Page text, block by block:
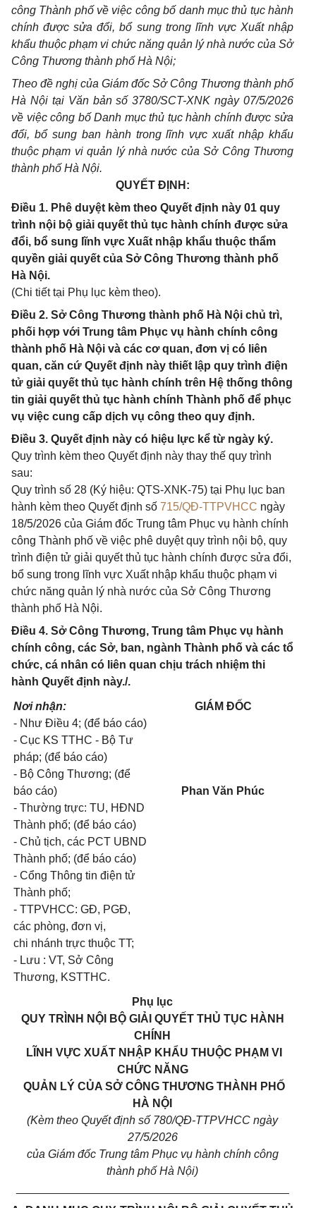
công Thành phố về việc công bố danh mục thủ tục hành
chính được sửa đổi, bổ sung trong lĩnh vực Xuất nhập
khẩu thuộc phạm vi chức năng quản lý nhà nước của Sở
Công Thương thành phố Hà Nội;
Theo đề nghị của Giám đốc Sở Công Thương thành phố
Hà Nội tại Văn bản số 3780/SCT-XNK ngày 07/5/2026
về việc công bố Danh mục thủ tục hành chính được sửa
đổi, bổ sung ban hành trong lĩnh vực xuất nhập khẩu
thuộc phạm vi quản lý nhà nước của Sở Công Thương
thành phố Hà Nội.
QUYẾT ĐỊNH:
Điều 1. Phê duyệt kèm theo Quyết định này 01 quy
trình nội bộ giải quyết thủ tục hành chính được sửa
đổi, bổ sung lĩnh vực Xuất nhập khẩu thuộc thẩm
quyền giải quyết của Sở Công Thương thành phố
Hà Nội.
(Chi tiết tại Phụ lục kèm theo).
Điều 2. Sở Công Thương thành phố Hà Nội chủ trì,
phối hợp với Trung tâm Phục vụ hành chính công
thành phố Hà Nội và các cơ quan, đơn vị có liên
quan, căn cứ Quyết định này thiết lập quy trình điện
tử giải quyết thủ tục hành chính trên Hệ thống thông
tin giải quyết thủ tục hành chính Thành phố để phục
vụ việc cung cấp dịch vụ công theo quy định.
Điều 3. Quyết định này có hiệu lực kể từ ngày ký.
Quy trình kèm theo Quyết định này thay thế quy trình
sau:
Quy trình số 28 (Ký hiệu: QTS-XNK-75) tại Phụ lục ban
hành kèm theo Quyết định số 715/QĐ-TTPVHCC ngày
18/5/2026 của Giám đốc Trung tâm Phục vụ hành chính
công Thành phố về việc phê duyệt quy trình nội bộ, quy
trình điện tử giải quyết thủ tục hành chính được sửa đổi,
bổ sung trong lĩnh vực Xuất nhập khẩu thuộc phạm vi
chức năng quản lý nhà nước của Sở Công Thương
thành phố Hà Nội.
Điều 4. Sở Công Thương, Trung tâm Phục vụ hành
chính công, các Sở, ban, ngành Thành phố và các tổ
chức, cá nhân có liên quan chịu trách nhiệm thi
hành Quyết định này./.
Nơi nhận:
- Như Điều 4; (để báo cáo)
- Cục KS TTHC - Bộ Tư
pháp; (để báo cáo)
- Bộ Công Thương; (để
báo cáo)
- Thường trực: TU, HĐND
Thành phố; (để báo cáo)
- Chủ tịch, các PCT UBND
Thành phố; (để báo cáo)
- Cổng Thông tin điện tử
Thành phố;
- TTPVHCC: GĐ, PGĐ,
các phòng, đơn vị,
chi nhánh trực thuộc TT;
- Lưu : VT, Sở Công
Thương, KSTTHC.
GIÁM ĐỐC
Phan Văn Phúc
Phụ lục
QUY TRÌNH NỘI BỘ GIẢI QUYẾT THỦ TỤC HÀNH
CHÍNH
LĨNH VỰC XUẤT NHẬP KHẨU THUỘC PHẠM VI
CHỨC NĂNG
QUẢN LÝ CỦA SỞ CÔNG THƯƠNG THÀNH PHỐ
HÀ NỘI
(Kèm theo Quyết định số 780/QĐ-TTPVHCC ngày
27/5/2026
của Giám đốc Trung tâm Phục vụ hành chính công
thành phố Hà Nội)